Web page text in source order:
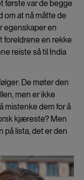
første var de begge
om at nå måtte de
egenskaper en
foreldrene en rekke
reiste så til India
De møter den
men er ikke
mistenke dem for å
kjæreste? Men
på lista, det er den